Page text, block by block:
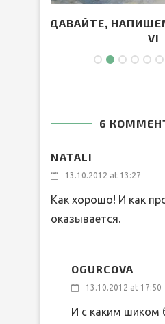
ДАВАЙТЕ,
VI
6
NATALI
13.10.2012 at 13:27
Как хорошо! И как
оказывается.
OGURCOVA
13.10.2012 at 17:50
И с каким шиком